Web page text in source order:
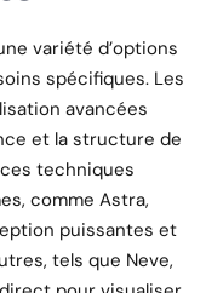
variété d’options
spécifiques. Les
avancées
et la structure de
techniques
comme Astra,
puissantes et
tels que Neve,